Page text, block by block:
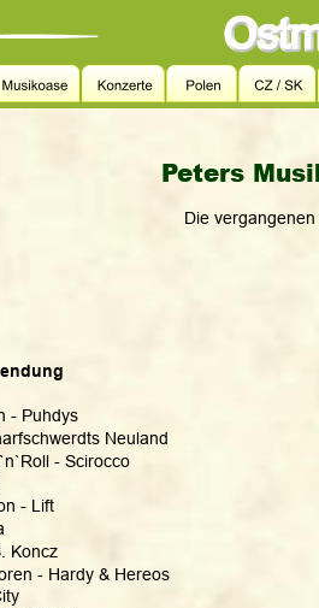
Peters
Die
- Puhdys
Neuland
- Scirocco
- Lift
Koncz
- Hardy & Hereos